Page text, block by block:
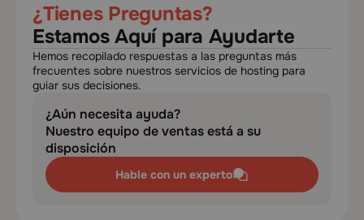
¿Tienes Preguntas?
Estamos Aquí para Ayudarte
Hemos recopilado respuestas a las preguntas más
frecuentes sobre nuestros servicios de hosting para
guiar sus decisiones.
¿Aún necesita ayuda?
Nuestro equipo de ventas está a su
disposición
Hable con un experto